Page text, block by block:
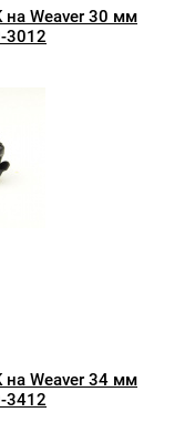
Weaver 30 мм
3012
Weaver 34 мм
3412